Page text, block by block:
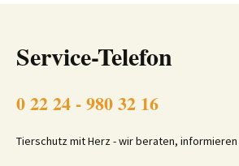
Service-Telefon
0 22 24 - 980 32 16
Tierschutz mit Herz - wir beraten,